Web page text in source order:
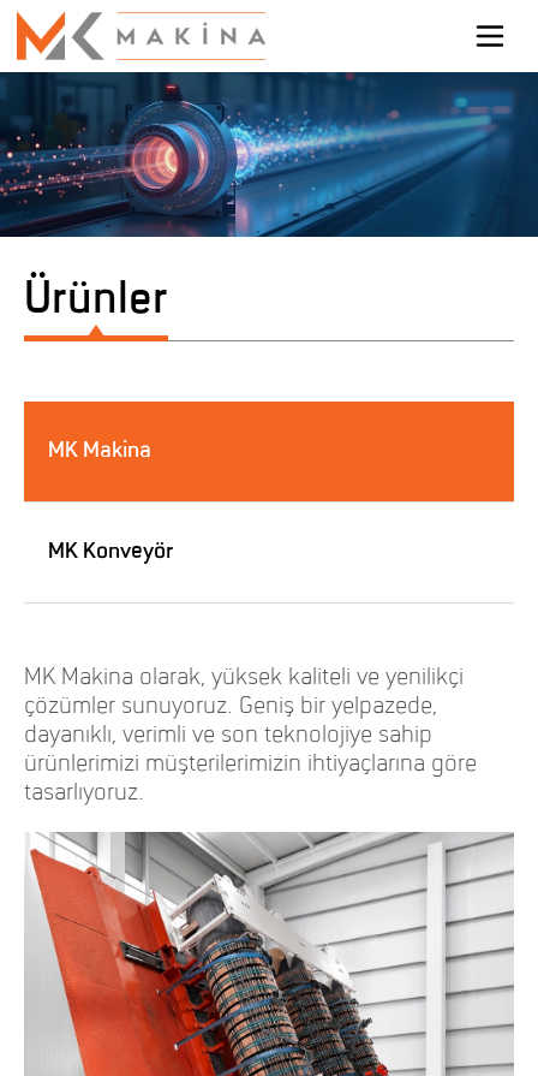
Ürünler
MK Makina
MK Konveyör
MK Makina olarak, yüksek kaliteli ve yenilikçi
çözümler sunuyoruz. Geniş bir yelpazede,
dayanıklı, verimli ve son teknolojiye sahip
ürünlerimizi müşterilerimizin ihtiyaçlarına göre
tasarlıyoruz.